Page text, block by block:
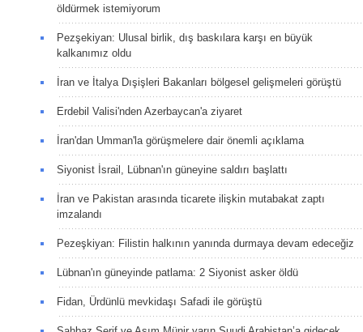
öldürmek istemiyorum
Pezşekiyan: Ulusal birlik, dış baskılara karşı en büyük
kalkanımız oldu
İran ve İtalya Dışişleri Bakanları bölgesel gelişmeleri görüştü
Erdebil Valisi'nden Azerbaycan'a ziyaret
İran'dan Umman'la görüşmelere dair önemli açıklama
Siyonist İsrail, Lübnan'ın güneyine saldırı başlattı
İran ve Pakistan arasında ticarete ilişkin mutabakat zaptı
imzalandı
Pezeşkiyan: Filistin halkının yanında durmaya devam edeceğiz
Lübnan'ın güneyinde patlama: 2 Siyonist asker öldü
Fidan, Ürdünlü mevkidaşı Safadi ile görüştü